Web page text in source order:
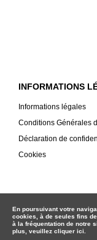
INFORMATIONS
Informations légales
Conditions Générales
Déclaration de
Cookies
En poursuivant votre
cookies, à de seules fins
à la fréquentation de notre
plus, veuillez cliquer ici.